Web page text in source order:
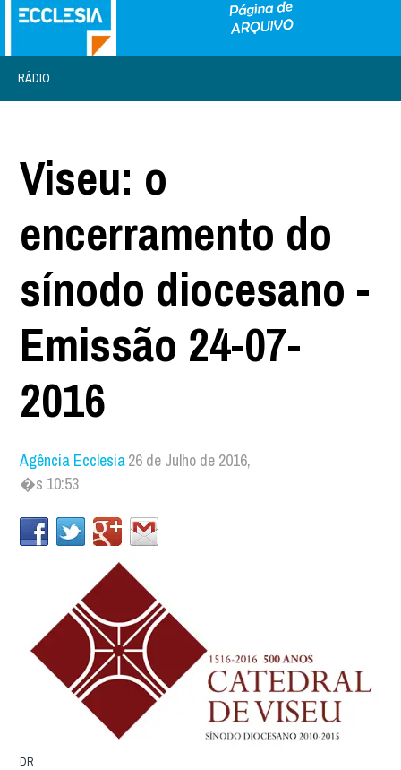
RÁDIO
Viseu: o
encerramento do
sínodo diocesano -
Emissão 24-07-
2016
Agência Ecclesia26 de Julho de 2016,
�s 10:53
DR